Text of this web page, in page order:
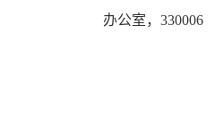
办公室，330006